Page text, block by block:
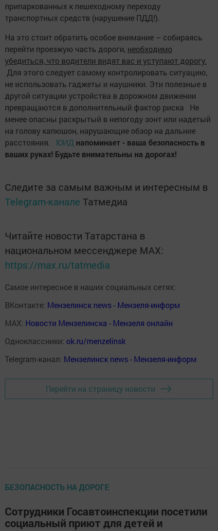
припаркованных к пешеходному переходу
транспортных средств (нарушение ПДД!).
На это стоит обратить особое внимание – собираясь
перейти проезжую часть дороги, необходимо
убедиться, что водители видят вас и уступают дорогу.
Для этого следует самому контролировать ситуацию,
не использовать гаджеты и наушники. Эти полезные в
другой ситуации устройства в дорожном движении
превращаются в дополнительный фактор риска Не
менее опасны раскрытый в непогоду зонт или надетый
на голову капюшон, нарушающие обзор на дальние
расстояния. ЮИД напоминает - ваша безопасность в
ваших руках! Будьте внимательны на дорогах!
Следите за самым важным и интересным в
Telegram-канале Татмедиа
Читайте новости Татарстана в
национальном мессенджере MАХ:
https://max.ru/tatmedia
Самое интересное в наших социальных сетях:
ВКонтакте: Мензелинск news - Мензеля-информ
MAX: Новости Мензелинска - Мензеля онлайн
Одноклассники: ok.ru/menzelinsk
Telegram-канал: Мензелинск news - Мензеля-информ
Перейти на страницу новости
БЕЗОПАСНОСТЬ НА ДОРОГЕ
Сотрудники Госавтоинспекции посетили
социальный приют для детей и